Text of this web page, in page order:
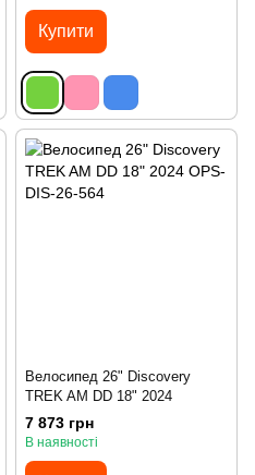
Купити
Велосипед 26" Discovery
TREK AM DD 18" 2024
7 873 грн
В наявності